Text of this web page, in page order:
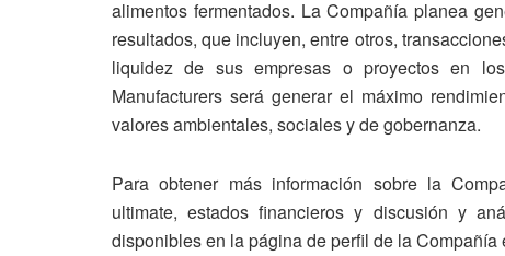
alimentos fermentados. La Compañía planea
resultados, que incluyen, entre otros,
liquidez de sus empresas o proyectos en
Manufacturers será generar el máximo
valores ambientales, sociales y de gobernanza.
Para obtener más información sobre la
ultimate, estados financieros y discusión y
disponibles en la página de perfil de la Compañía